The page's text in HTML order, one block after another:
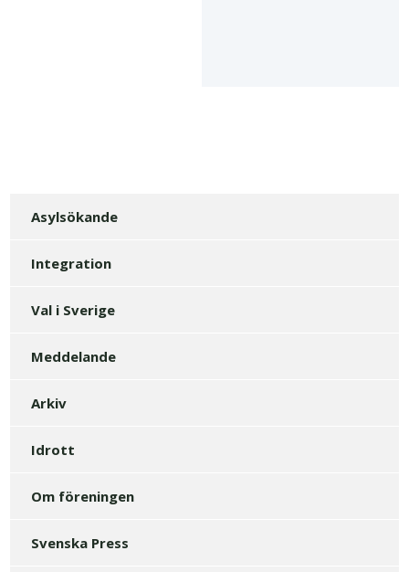
Asylsökande
Integration
Val i Sverige
Meddelande
Arkiv
Idrott
Om föreningen
Svenska Press